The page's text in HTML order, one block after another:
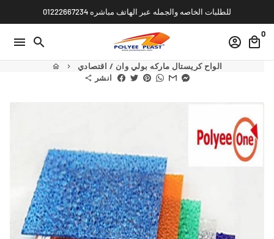
to
content
للطلبات الخاصه والجمله عبر الهاتف مباشره 01222667234
menu search account_circle local_mall
0
home keyboard_arrow_right الواح كريستال ماركه بولي وان / اقتصادي
share انشر